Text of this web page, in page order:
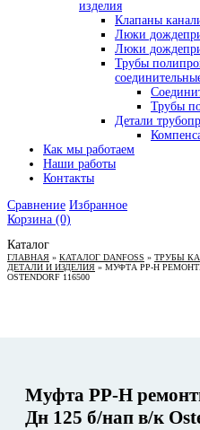
изделия
Клапаны
Люки
Люки
Трубы
Трубы
Детали
Как мы работаем
Наши работы
Контакты
Сравнение Избранное
Корзина (0)
Каталог
ГЛАВНАЯ » КАТАЛОГ DANFOSS » ТРУБЫ
ДЕТАЛИ И ИЗДЕЛИЯ » МУФТА PP-H
OSTENDORF 116500
Муфта PP-H
Дн 125 б/нап в/к